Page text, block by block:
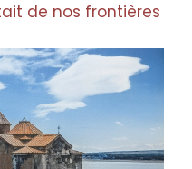
de nos frontières